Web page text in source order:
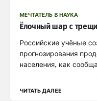
МЕЧТАТЕЛЬ В НАУКА
Ёлочный шар с
Российские учёные
прогнозирования
населения, как
ЧИТАТЬ ДАЛЕЕ